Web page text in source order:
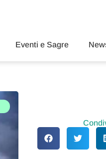
Eventi e Sagre